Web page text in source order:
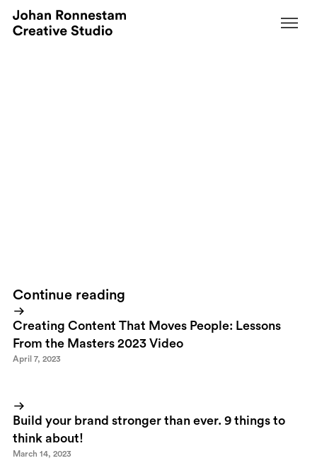
Continue reading
Creating Content That Moves People: Lessons
From the Masters 2023 Video
April 7, 2023
Build your brand stronger than ever. 9 things to
think about!
March 14, 2023